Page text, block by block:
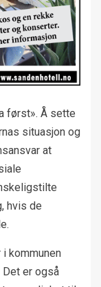
først». Å sette
situasjon og
at
hvis de
kommunen
er også